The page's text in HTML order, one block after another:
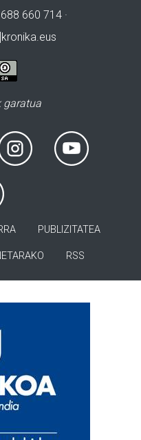
660 714 ·
garatua
PUBLIZITATEA
RSS